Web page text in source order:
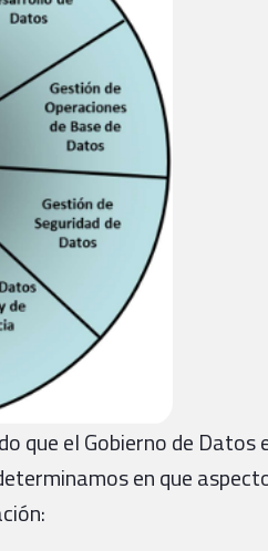
que el Gobierno de Datos
en que